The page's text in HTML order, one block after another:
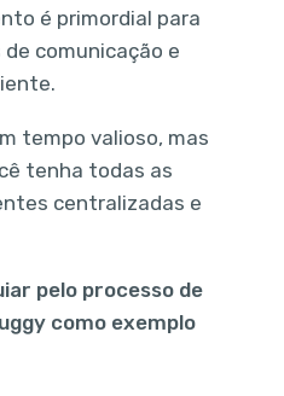
é primordial para
comunicação e
tempo valioso, mas
tenha todas as
centralizadas e
pelo processo de
como exemplo